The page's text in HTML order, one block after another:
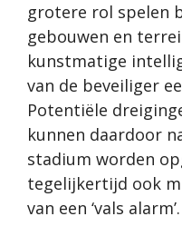
grotere rol spelen
gebouwen en
kunstmatige
van de beveiliger
Potentiële
kunnen daardoor
stadium worden
tegelijkertijd ook
van een ‘vals alarm’.